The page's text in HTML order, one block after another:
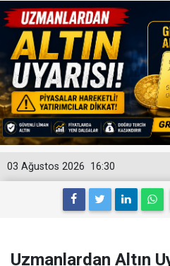
16:30
03 Ağustos 2026
Uzmanlardan Altın